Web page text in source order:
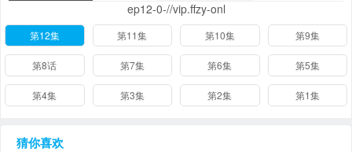
ep12-0-//vip.ffzy-onl
第12集 第11集 第10集 第9集
第8话 第7集 第6集 第5集
第4集 第3集 第2集 第1集
猜你喜欢